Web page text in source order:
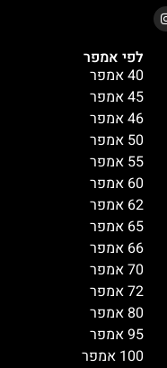
לפי אמפר
40 אמפר
45 אמפר
46 אמפר
50 אמפר
55 אמפר
60 אמפר
62 אמפר
65 אמפר
66 אמפר
70 אמפר
72 אמפר
80 אמפר
95 אמפר
100 אמפר